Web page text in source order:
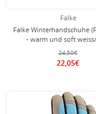
Falke
Falke Winterhandschuhe
- warm und soft
Damen/Herren 1 Paar
24,50€
22,05€